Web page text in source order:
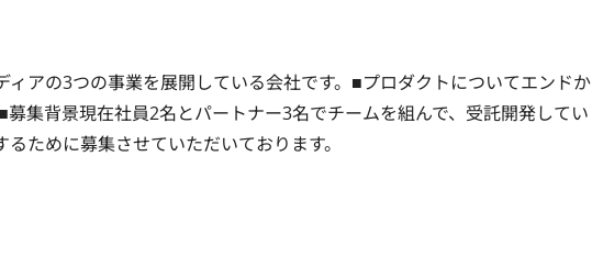
アの3つの事業を展開している会社です。■プロダクトについてエンドか
集背景現在社員2名とパートナー3名でチームを組んで、受託開発してい
ために募集させていただいております。